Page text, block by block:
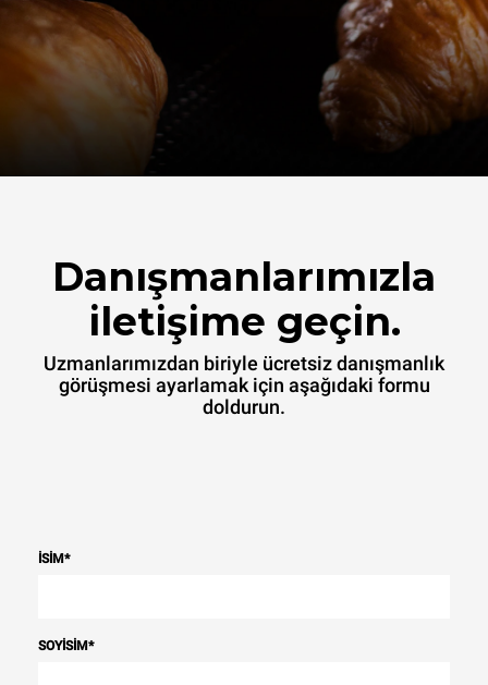
Danışmanlarımızla
iletişime geçin.
Uzmanlarımızdan biriyle ücretsiz danışmanlık
görüşmesi ayarlamak için aşağıdaki formu
doldurun.
İSIM*
SOYISIM*